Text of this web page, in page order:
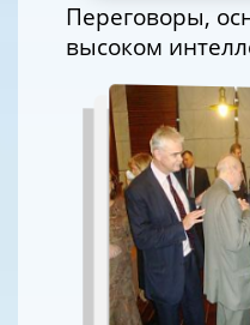
Переговоры,
высоком